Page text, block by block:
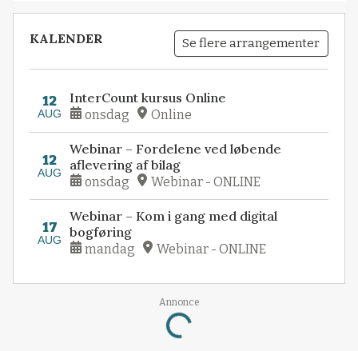
KALENDER Se flere arrangementer
12
AUG
InterCount kursus Online
onsdag Online
12
AUG
Webinar – Fordelene ved løbende
aflevering af bilag
onsdag Webinar - ONLINE
17
AUG
Webinar – Kom i gang med digital
bogføring
mandag Webinar - ONLINE
Annonce
Loading...